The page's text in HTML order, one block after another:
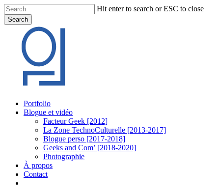
Skip
to
main
content
Hit enter to search or ESC to close
Search
Search
Menu
Portfolio
Blogue et vidéo
Facteur Geek [2012]
La Zone TechnoCulturelle [2013-2017]
Blogue perso [2017-2018]
Geeks and Com’ [2018-2020]
Photographie
À propos
Contact